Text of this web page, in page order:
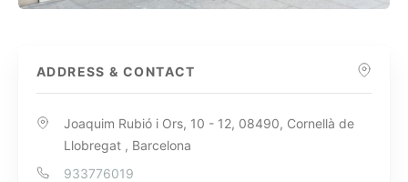
ADDRESS & CONTACT
Joaquim Rubió i Ors, 10 - 12, 08490, Cornellà de
Llobregat , Barcelona
933776019